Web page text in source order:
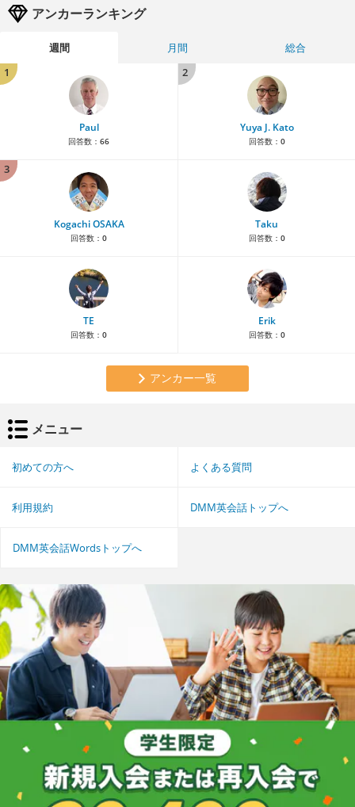
アンカーランキング
週間 月間
総合
1
Paul
回答数： 66
2
Yuya J. Kato
回答数： 0
3
Kogachi OSAKA
回答数： 0
Taku
回答数： 0
TE
回答数： 0
Erik
回答数： 0
アンカー一覧
メニュー
初めての方へ よくある質問
利用規約 DMM英会話トップへ
DMM英会話Wordsトップへ